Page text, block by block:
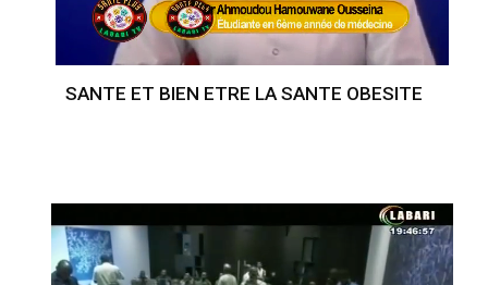
SANTE ET BIEN ETRE LA SANTE OBESITE